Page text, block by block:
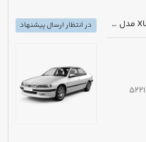
مزایده دولتی خودرو پژو پارس XU7 مدل 1394 رنگ سفید روغنی
در انتظار ارسال پیشنهاد